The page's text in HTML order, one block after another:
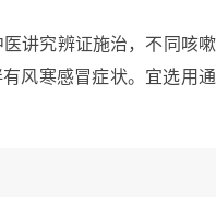
讲究辨证施治，不同咳嗽
风寒感冒症状。宜选用通